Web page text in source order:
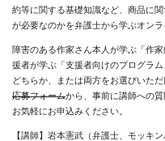
約等に関する基礎知識など、商品に
が必要なのかを弁護士から学ぶオン
障害のある作家さん本人が学ぶ「作
援者が学ぶ「支援者向けのプログラム
どちらか、または両方をお選びいただ
応募フォームから、事前に講師への質
お気軽にお申込みください。
【講師】岩本憲武（弁護士、モッキン